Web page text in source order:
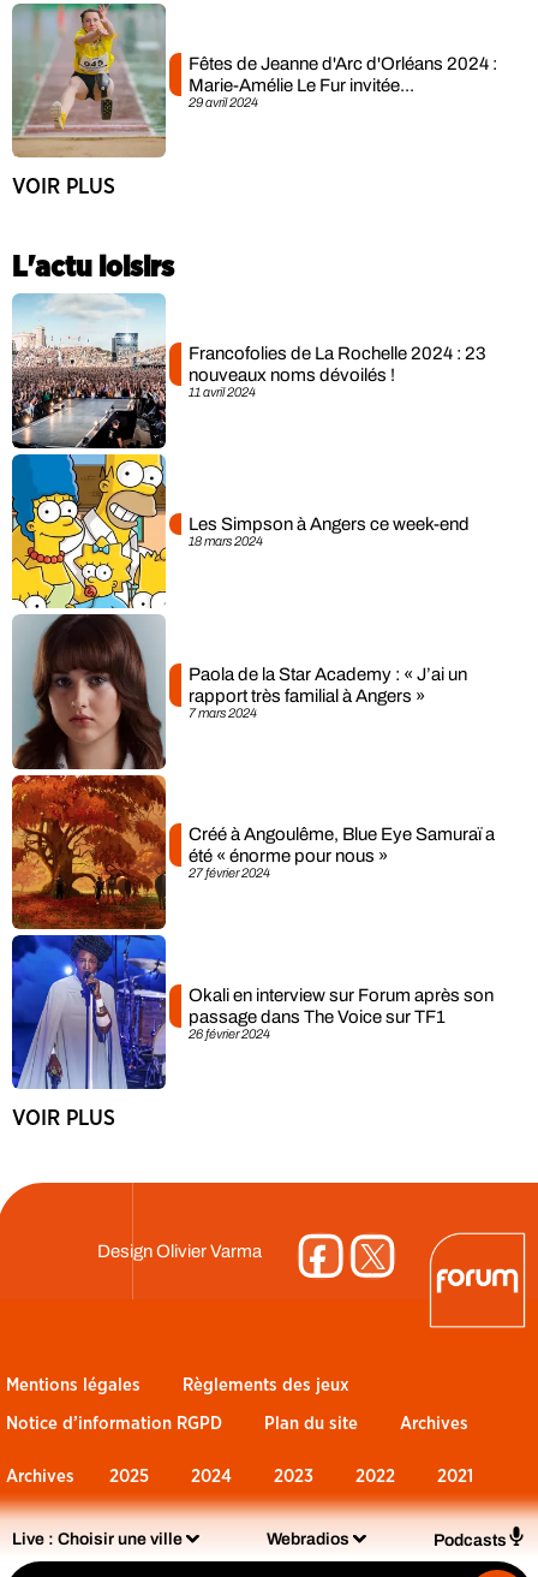
Live : Choisir une ville Webradios Podcasts
29 avril 2024
Fêtes de Jeanne d'Arc d'Orléans 2024 :
Marie-Amélie Le Fur invitée...
VOIR PLUS
L'actu loisirs
11 avril 2024
Francofolies de La Rochelle 2024 : 23
nouveaux noms dévoilés !
18 mars 2024
Les Simpson à Angers ce week-end
7 mars 2024
Paola de la Star Academy : « J’ai un
rapport très familial à Angers »
27 février 2024
Créé à Angoulême, Blue Eye Samuraï a
été « énorme pour nous »
26 février 2024
Okali en interview sur Forum après son
passage dans The Voice sur TF1
VOIR PLUS
DesignOlivier Varma
Mentions légales Règlements des jeux
Notice d’information RGPD Plan du site Archives
Archives 2025 2024 2023 2022 2021